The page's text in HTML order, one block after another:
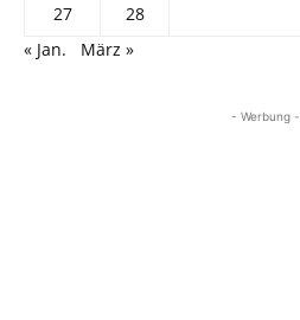
27
28
« Jan.
März »
- Werbung -